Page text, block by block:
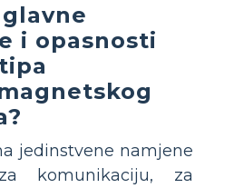
i opasnosti
jedinstvene namjene
za komunikaciju, za